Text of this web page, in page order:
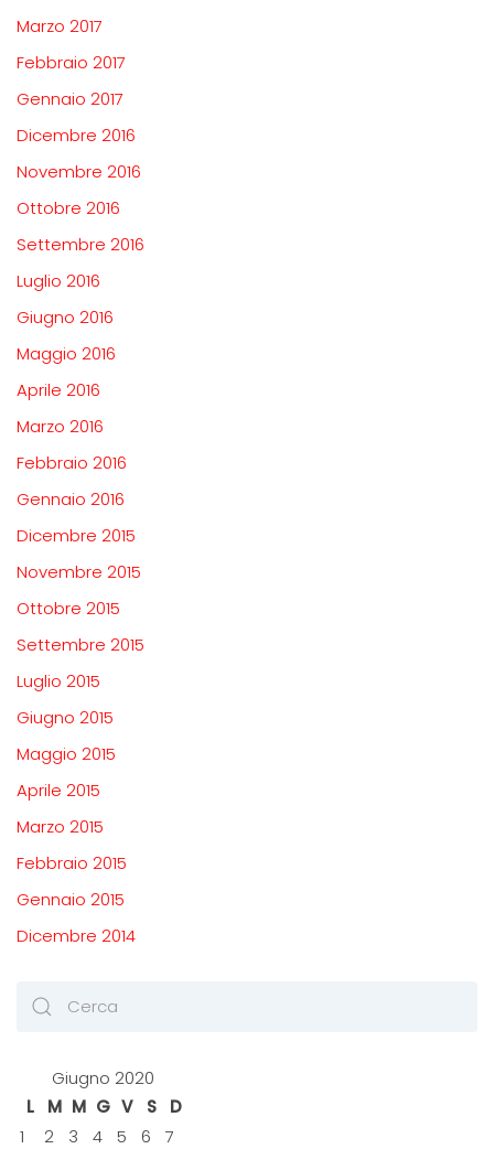
Marzo 2017
Febbraio 2017
Gennaio 2017
Dicembre 2016
Novembre 2016
Ottobre 2016
Settembre 2016
Luglio 2016
Giugno 2016
Maggio 2016
Aprile 2016
Marzo 2016
Febbraio 2016
Gennaio 2016
Dicembre 2015
Novembre 2015
Ottobre 2015
Settembre 2015
Luglio 2015
Giugno 2015
Maggio 2015
Aprile 2015
Marzo 2015
Febbraio 2015
Gennaio 2015
Dicembre 2014
Giugno 2020
L
M M G V S
D
1
2 3 4 5 6
7